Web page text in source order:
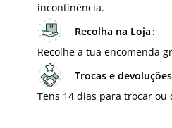
incontinência.
Recolha na Loja
Recolhe a tua encomenda
Trocas e devoluções
Tens 14 dias para trocar ou